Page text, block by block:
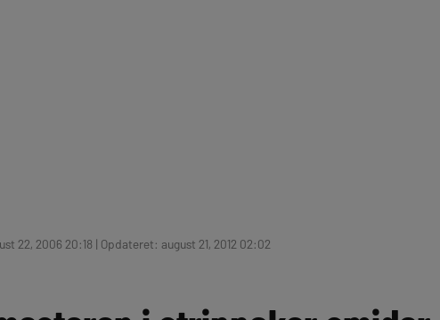
22, 2006 20:18 | Opdateret: august 21, 2012 02:02